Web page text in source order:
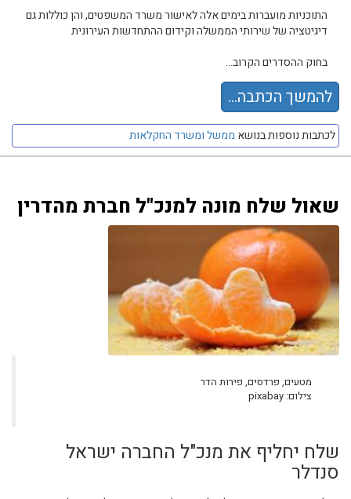
התוכניות מועברות בימים אלה לאישור משרד המשפטים, והן כוללות גם
דיגיטציה של שירותי הממשלה וקידום ההתחדשות העירונית
בחוק ההסדרים הקרוב...
להמשך הכתבה...
לכתבות נוספות בנושא ממשל ומשרד החקלאות
שאול שלח מונה למנכ"ל חברת מהדרין
מטעים, פרדסים, פירות הדר
צילום: pixabay
שלח יחליף את מנכ"ל החברה ישראל
סנדלר